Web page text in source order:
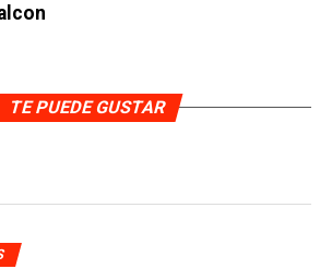
TE PUEDE GUSTAR